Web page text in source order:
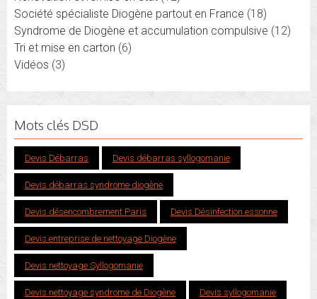
Société spécialiste Diogène partout en France (18)
Syndrome de Diogène et accumulation compulsive (12)
Tri et mise en carton (6)
Vidéos (3)
Mots clés DSD
Devis Débarras Devis débarras syllogomanie
Devis débarras syndrome diogène
Devis désencombrement Paris Devis Désinfection essonne
Devis entreprise de nettoyage Diogène
Devis nettoyage Syllogomanie
Devis nettoyage syndrome de Diogène Devis syllogomanie